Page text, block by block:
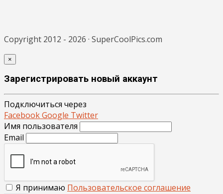
Copyright 2012 - 2026 · SuperCoolPics.com
×
Зарегистрировать новый аккаунт
Подключиться через
FacebookGoogle Twitter
Имя пользователя
Email
Я принимаю Пользовательское соглашение